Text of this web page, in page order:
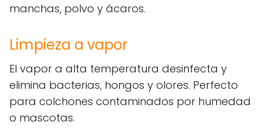
manchas, polvo y ácaros.
Limpieza a vapor
El vapor a alta temperatura desinfecta y
elimina bacterias, hongos y olores. Perfecto
para colchones contaminados por humedad
o mascotas.